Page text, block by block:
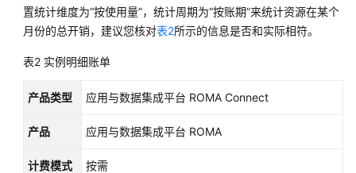
视
频
助
文
下
载
置统计维度为“按使用量”，统计周期为“按账期”来统计资源在某个
月份的总开销，建议您核对表2所示的信息是否和实际相符。
表2 实例明细账单
产品类型 应用与数据集成平台 ROMA Connect
产品 应用与数据集成平台 ROMA
计费模式 按需